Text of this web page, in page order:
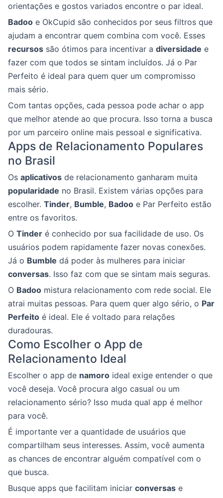
orientações e gostos variados encontre o par ideal.
Badoo e OkCupid são conhecidos por seus filtros que
ajudam a encontrar quem combina com você. Esses
recursos são ótimos para incentivar a diversidade e
fazer com que todos se sintam incluídos. Já o Par
Perfeito é ideal para quem quer um compromisso
mais sério.
Com tantas opções, cada pessoa pode achar o app
que melhor atende ao que procura. Isso torna a busca
por um parceiro online mais pessoal e significativa.
Apps de Relacionamento Populares
no Brasil
Os aplicativos de relacionamento ganharam muita
popularidade no Brasil. Existem várias opções para
escolher. Tinder, Bumble, Badoo e Par Perfeito estão
entre os favoritos.
O Tinder é conhecido por sua facilidade de uso. Os
usuários podem rapidamente fazer novas conexões.
Já o Bumble dá poder às mulheres para iniciar
conversas. Isso faz com que se sintam mais seguras.
O Badoo mistura relacionamento com rede social. Ele
atrai muitas pessoas. Para quem quer algo sério, o Par
Perfeito é ideal. Ele é voltado para relações
duradouras.
Como Escolher o App de
Relacionamento Ideal
Escolher o app de namoro ideal exige entender o que
você deseja. Você procura algo casual ou um
relacionamento sério? Isso muda qual app é melhor
para você.
É importante ver a quantidade de usuários que
compartilham seus interesses. Assim, você aumenta
as chances de encontrar alguém compatível com o
que busca.
Busque apps que facilitam iniciar conversas e